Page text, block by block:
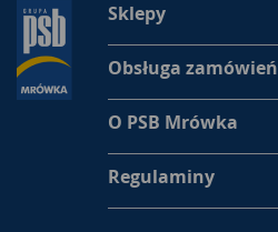
Sklepy
Obsługa zamówień
O PSB Mrówka
Regulaminy